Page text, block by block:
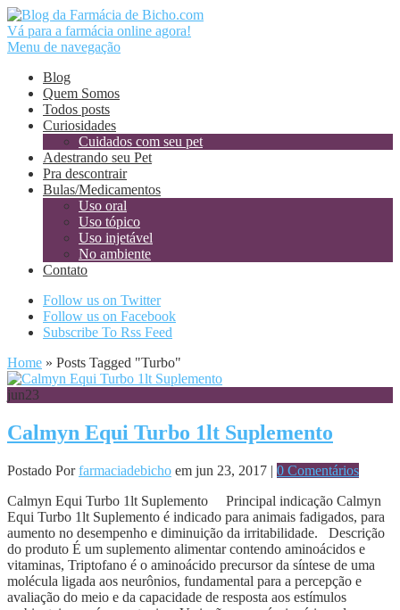
Vá para a farmácia online agora!
Menu de navegação
Blog
Quem Somos
Todos posts
Curiosidades
Cuidados com seu pet
Adestrando seu Pet
Pra descontrair
Bulas/Medicamentos
Uso oral
Uso tópico
Uso injetável
No ambiente
Contato
Follow us on Twitter
Follow us on Facebook
Subscribe To Rss Feed
Home » Posts Tagged "Turbo"
jun23
Calmyn Equi Turbo 1lt Suplemento
Postado Porfarmaciadebicho em jun 23, 2017 | 0 Comentários
Calmyn Equi Turbo 1lt Suplemento Principal indicação Calmyn
Equi Turbo 1lt Suplemento é indicado para animais fadigados, para
aumento no desempenho e diminuição da irritabilidade. Descrição
do produto É um suplemento alimentar contendo aminoácidos e
vitaminas, Triptofano é o aminoácido precursor da síntese de uma
molécula ligada aos neurônios, fundamental para a percepção e
avaliação do meio e da capacidade de resposta aos estímulos